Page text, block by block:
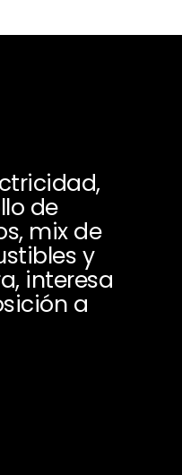
de
mix de
y
interesa
a